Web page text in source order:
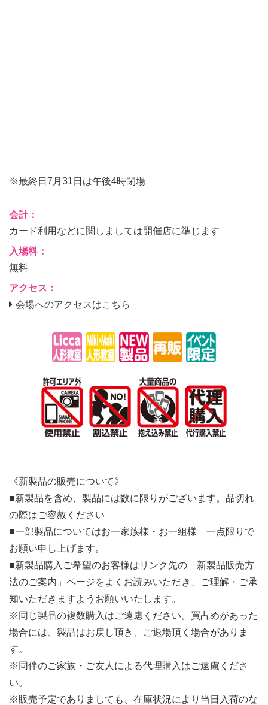
※最終日7月31日は午後4時閉場
会計：
カード利用などに関しましては開催店に準じます
入場料：
無料
アクセス：
会場へのアクセスはこちら
《新製品の販売について》
■新製品を含め、製品には数に限りがございます。品切れ
の際はご容赦ください
■一部製品についてはお一家族様・お一組様 一点限りで
お願い申し上げます。
■新製品購入ご希望のお客様はリンク先の「新製品販売方
法のご案内」ページをよくお読みいただき、ご理解・ご承
知いただきますようお願いいたします。
※同じ製品の複数購入はご遠慮ください。買占めがあった
場合には、製品はお戻し頂き、ご退場頂く場合がありま
す。
※同伴のご家族・ご友人による代理購入はご遠慮くださ
い。
※販売予定でありましても、在庫状況により当日入荷のな